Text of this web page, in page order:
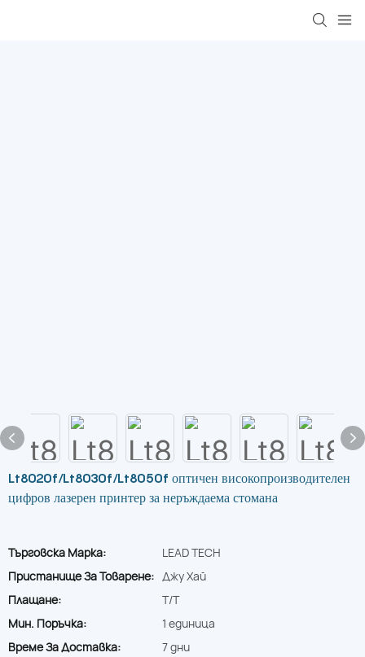
Lt8020f/Lt8030f/Lt8050f оптичен високопроизводителен
цифров лазерен принтер за неръждаема стомана
Търговска Марка:
LEAD TECH
Пристанище За Товарене: Джу Хай
Плащане:
T/T
Мин. Поръчка:
1 единица
Време За Доставка:
7 дни